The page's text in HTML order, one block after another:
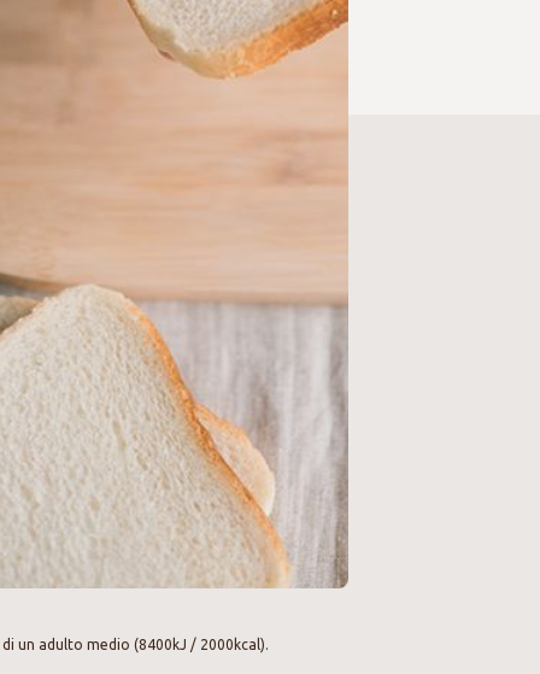
un adulto medio (8400kJ / 2000kcal).